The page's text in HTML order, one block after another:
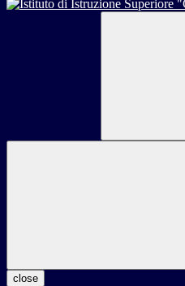
close